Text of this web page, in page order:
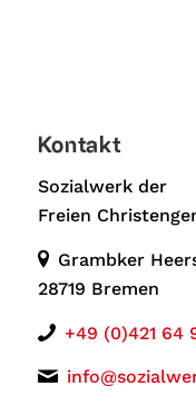
Kontakt
Sozialwerk der
Freien
Grambker
28719 Bremen
+49 (0)421 64